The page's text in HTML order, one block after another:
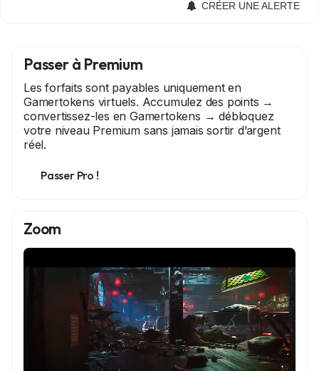
développeurs. Côté réception, Ellingby House affiche
suite sur La Crème Du Gaming
Passer à Premium
Les forfaits sont payables uniquement en
Gamertokens virtuels. Accumulez des points →
convertissez-les en Gamertokens → débloquez
votre niveau Premium sans jamais sortir d’argent
réel.
Passer Pro !
Zoom